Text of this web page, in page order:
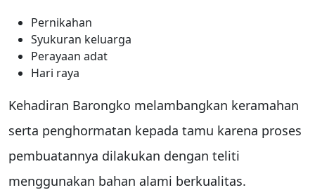
Pernikahan
Syukuran keluarga
Perayaan adat
Hari raya
Kehadiran Barongko melambangkan keramahan
serta penghormatan kepada tamu karena proses
pembuatannya dilakukan dengan teliti
menggunakan bahan alami berkualitas.